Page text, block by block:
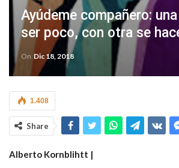
Ayúdeme compañero:
ser poco, con otra se
On Dic 18, 2018
1.408
Share
Alberto Kornblihtt |